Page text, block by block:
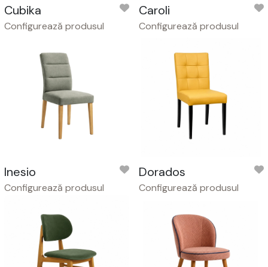
Cubika
Configurează produsul
Caroli
Configurează produsul
Inesio
Configurează produsul
Dorados
Configurează produsul